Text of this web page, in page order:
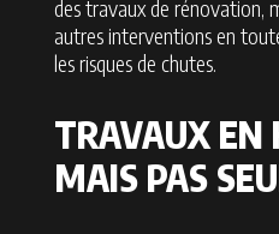
des travaux de rénovation,
autres interventions en
les risques de chutes.
TRAVAUX EN
MAIS PAS